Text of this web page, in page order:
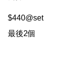
$440@set
最後2個